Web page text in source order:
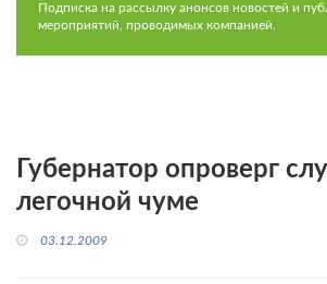
Подписка на рассылку анонсов новостей и
мероприятий, проводимых компанией.
Губернатор опроверг
легочной чуме
03.12.2009